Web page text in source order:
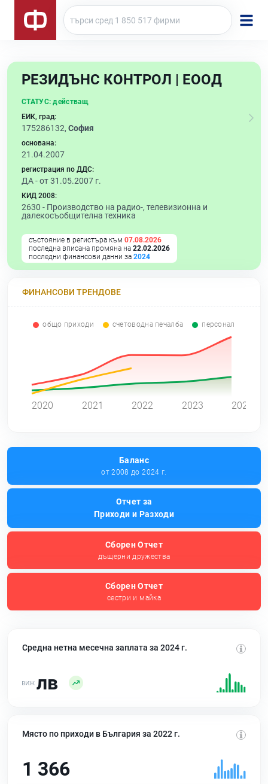
РЕЗИДЪНС КОНТРОЛ | ЕООД
СТАТУС: действащ
ЕИК, град:
175286132, София
основана:
21.04.2007
регистрация по ДДС:
ДА - от 31.05.2007 г.
КИД 2008:
2630 - Производство на радио-, телевизионна и
далекосъобщителна техника
състояние в регистъра към 07.08.2026
последна вписана промяна на 22.02.2026
последни финансови данни за 2024
ФИНАНСОВИ ТРЕНДОВЕ
общо приходи счетоводна печалба персонал
2020 2021 2022 2023 2024
Баланс
от 2008 до 2024 г.
Отчет за
Приходи и Разходи
Сборен Отчет
дъщерни дружества
Сборен Отчет
сестри и майка
Средна нетна месечна заплата за 2024 г.
лв
Място по приходи в България за 2022 г.
1 366